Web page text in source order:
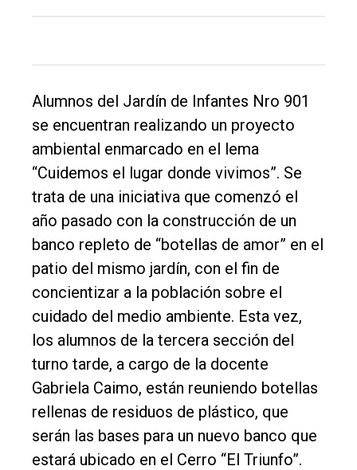
Inicio
Tendencia
Int.
General
Política
Cultura
Entrevistas
Rural
Deportes
Fúnebres
Edición
Empresa
Nosotros
Alumnos del Jardín de Infantes Nro 901
se encuentran realizando un proyecto
ambiental enmarcado en el lema
“Cuidemos el lugar donde vivimos”. Se
trata de una iniciativa que comenzó el
año pasado con la construcción de un
banco repleto de “botellas de amor” en el
patio del mismo jardín, con el fin de
concientizar a la población sobre el
cuidado del medio ambiente. Esta vez,
los alumnos de la tercera sección del
turno tarde, a cargo de la docente
Gabriela Caimo, están reuniendo botellas
rellenas de residuos de plástico, que
serán las bases para un nuevo banco que
estará ubicado en el Cerro “El Triunfo”.